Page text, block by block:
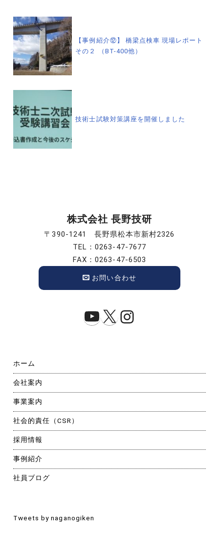
投
稿
ナ
ビ
ゲ
ー
【事例紹介⑫】 橋梁点検車 現場レポート
その２ （BT-400他）
技術士試験対策講座を開催しました
株式会社 長野技研
〒390-1241 長野県松本市新村2326
TEL：0263-47-7677
FAX：0263-47-6503
お問い合わせ
YouTube
X Instagram
ホーム
会社案内
事業案内
社会的責任（CSR）
採用情報
事例紹介
社員ブログ
Tweets by naganogiken